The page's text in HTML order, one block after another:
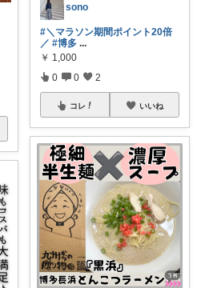
sono
#＼マラソン期間ポイント20倍
／ #博多 ...
￥ 1,000
0 0 2
コレ いいね